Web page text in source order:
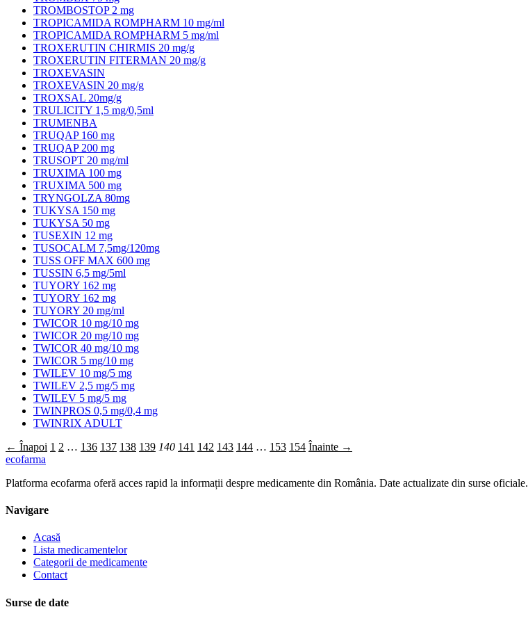
TROMBOSTOP 2 mg
TROPICAMIDA ROMPHARM 10 mg/ml
TROPICAMIDA ROMPHARM 5 mg/ml
TROXERUTIN CHIRMIS 20 mg/g
TROXERUTIN FITERMAN 20 mg/g
TROXEVASIN
TROXEVASIN 20 mg/g
TROXSAL 20mg/g
TRULICITY 1,5 mg/0,5ml
TRUMENBA
TRUQAP 160 mg
TRUQAP 200 mg
TRUSOPT 20 mg/ml
TRUXIMA 100 mg
TRUXIMA 500 mg
TRYNGOLZA 80mg
TUKYSA 150 mg
TUKYSA 50 mg
TUSEXIN 12 mg
TUSOCALM 7,5mg/120mg
TUSS OFF MAX 600 mg
TUSSIN 6,5 mg/5ml
TUYORY 162 mg
TUYORY 162 mg
TUYORY 20 mg/ml
TWICOR 10 mg/10 mg
TWICOR 20 mg/10 mg
TWICOR 40 mg/10 mg
TWICOR 5 mg/10 mg
TWILEV 10 mg/5 mg
TWILEV 2,5 mg/5 mg
TWILEV 5 mg/5 mg
TWINPROS 0,5 mg/0,4 mg
TWINRIX ADULT
← Înapoi 1 2 … 136 137 138 139 140 141 142 143 144 … 153 154 Înainte →
ecofarma
Platforma ecofarma oferă acces rapid la informații despre medicamente din România. Date actualizate din surse oficiale.
Navigare
Acasă
Lista medicamentelor
Categorii de medicamente
Contact
Surse de date